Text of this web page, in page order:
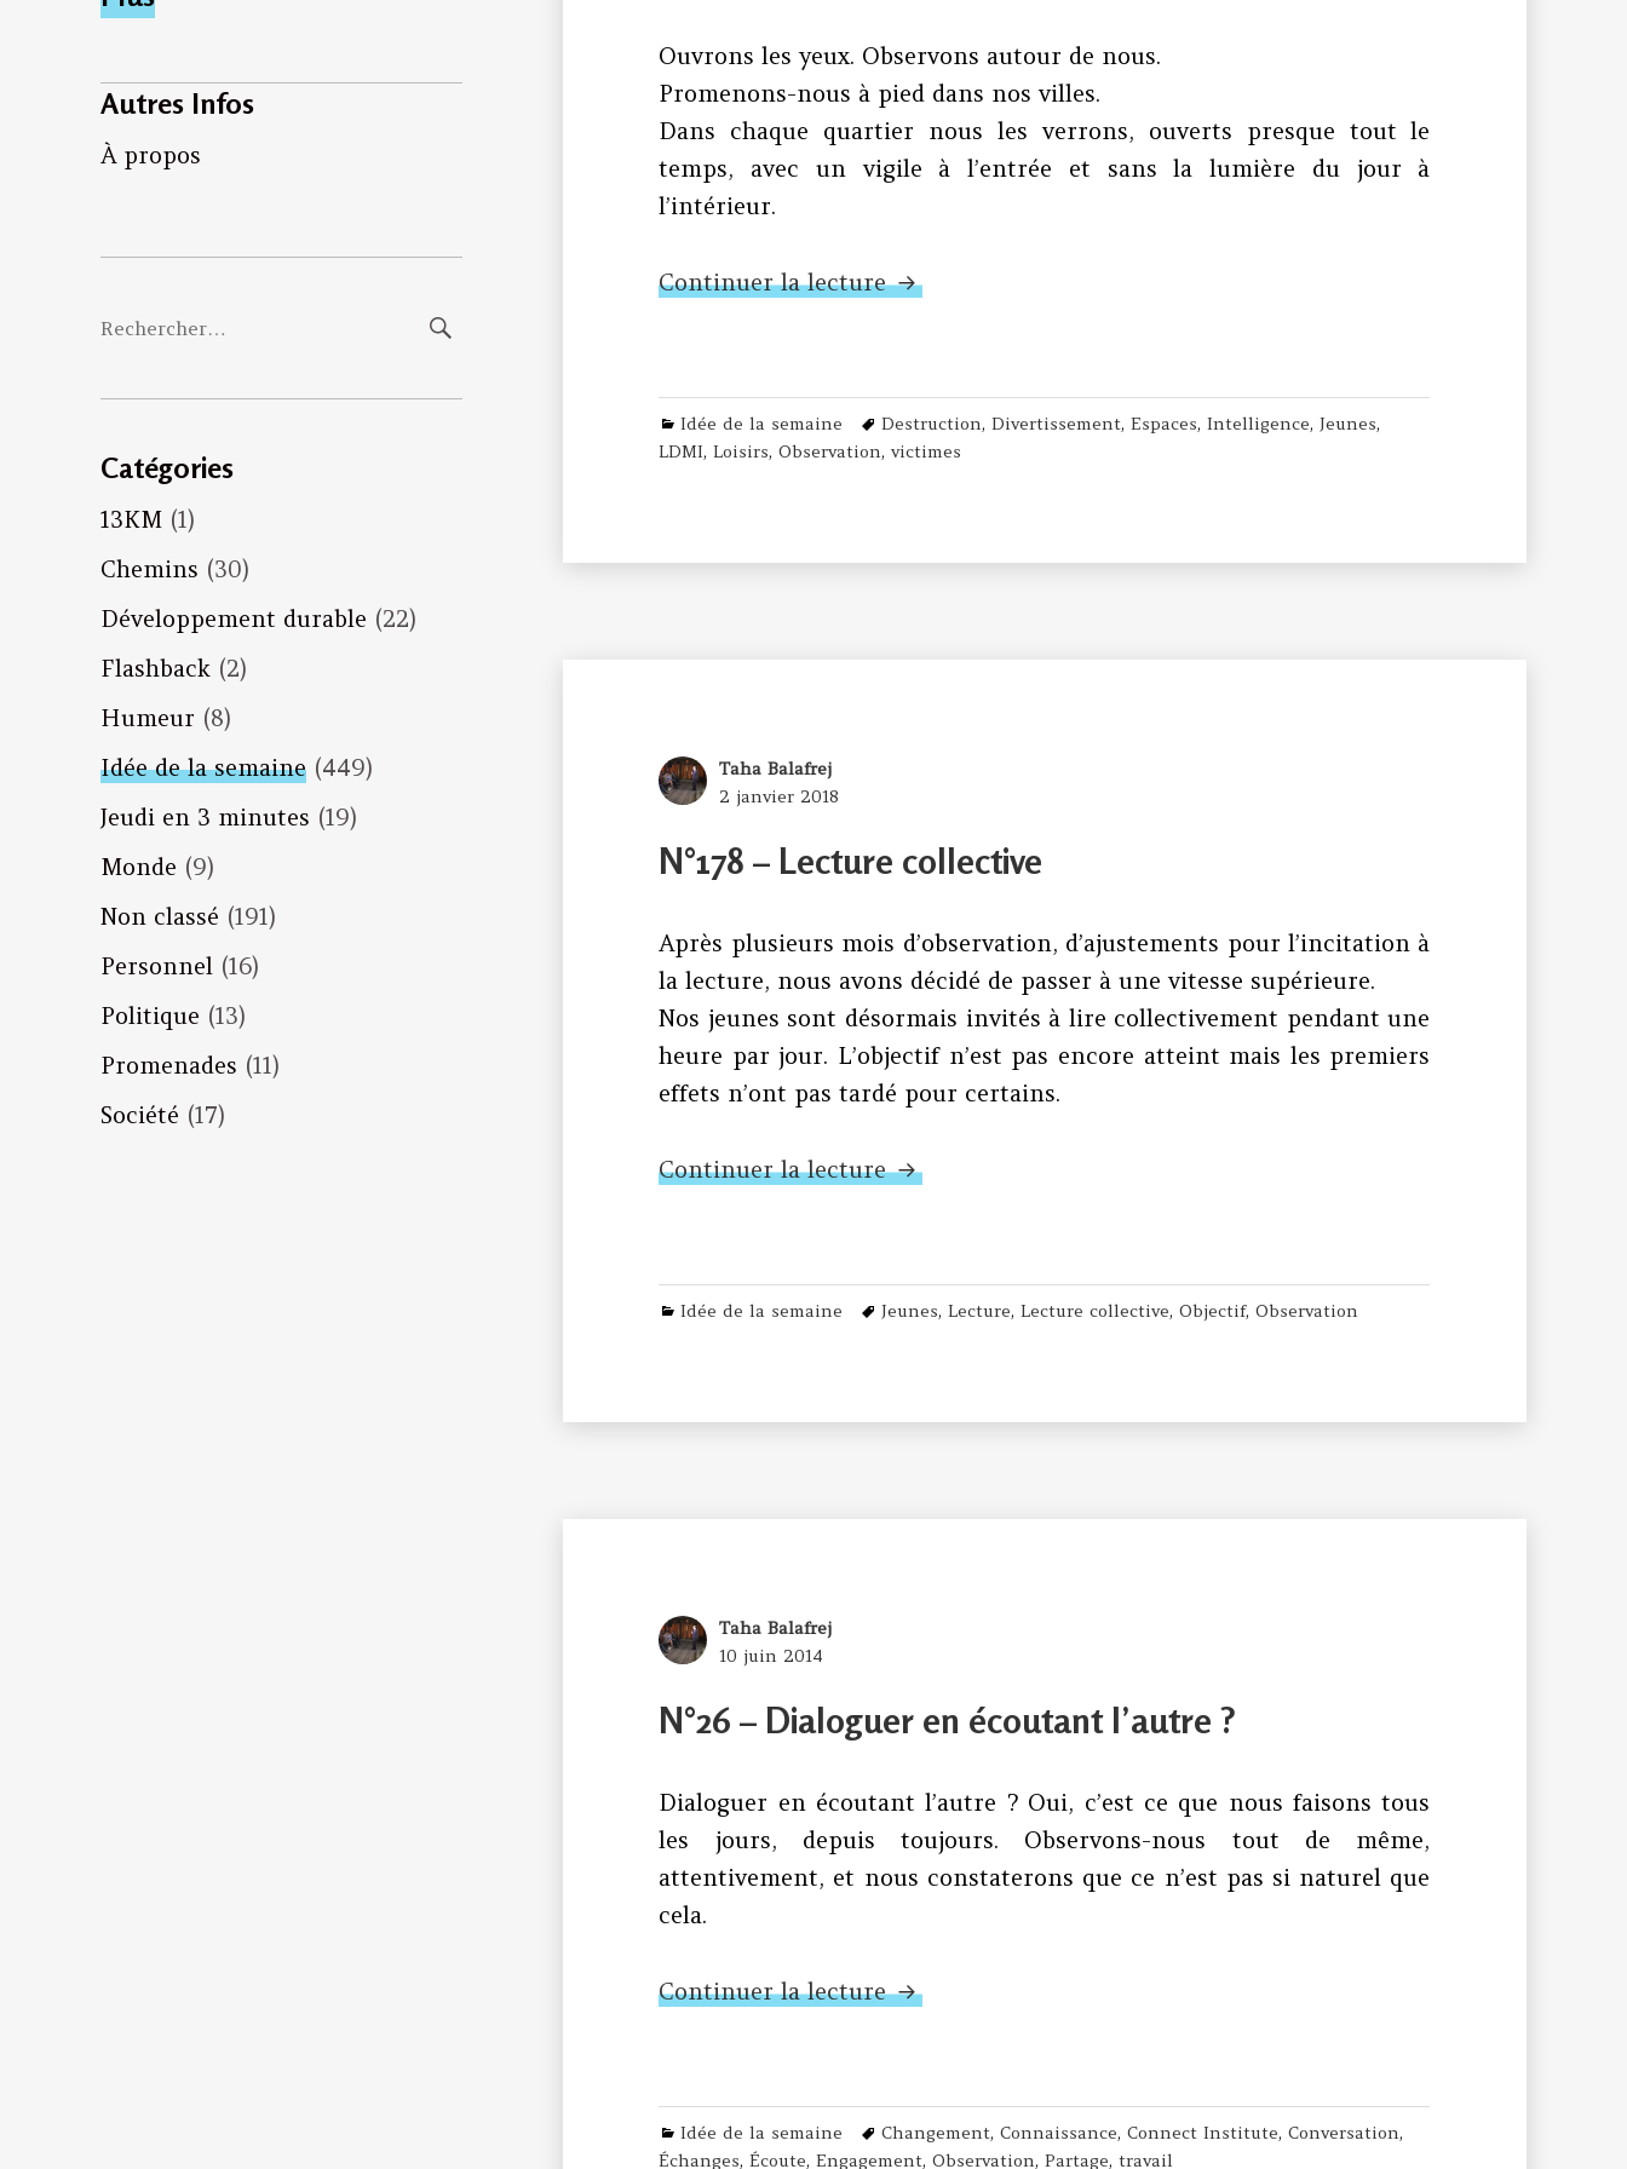
Autres Infos
À propos
Rechercher :
Catégories
13KM(1)
Chemins (30)
Développement durable (22)
Flashback (2)
Humeur (8)
Idée de la semaine(449)
Jeudi en 3 minutes (19)
Monde (9)
Non classé (191)
Personnel (16)
Politique (13)
Promenades (11)
Société (17)
Ouvrons les yeux. Observons autour de nous.
Promenons-nous à pied dans nos villes.
Dans chaque quartier nous les verrons, ouverts presque tout le
temps, avec un vigile à l’entrée et sans la lumière du jour à
l’intérieur.
Continuer la lectureN°442 – LDMI
Categories
Idée de la semaine Tags
Destruction,Divertissement,Espaces,Intelligence,Jeunes,
LDMI,Loisirs,Observation,victimes
Author
Taha Balafrej
Posted
2 janvier 2018
N°178 – Lecture collective
Après plusieurs mois d’observation, d’ajustements pour l’incitation à
la lecture, nous avons décidé de passer à une vitesse supérieure.
Nos jeunes sont désormais invités à lire collectivement pendant une
heure par jour. L’objectif n’est pas encore atteint mais les premiers
effets n’ont pas tardé pour certains.
Continuer la lectureN°178 – Lecture collective
Categories
Idée de la semaine Tags
Jeunes,Lecture,Lecture collective,Objectif,Observation
Author
Taha Balafrej
Posted
10 juin 2014
N°26 – Dialoguer en écoutant l’autre ?
Dialoguer en écoutant l’autre ? Oui, c’est ce que nous faisons tous
les jours, depuis toujours. Observons-nous tout de même,
attentivement, et nous constaterons que ce n’est pas si naturel que
cela.
Continuer la lectureN°26 – Dialoguer en écoutant l’autre ?
Categories
Idée de la semaine Tags
Changement,Connaissance,Connect Institute,Conversation,
Échanges,Écoute,Engagement,Observation,Partage,travail